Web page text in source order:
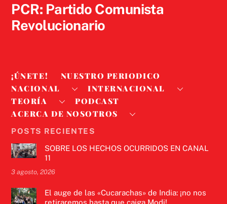
PCR: Partido Comunista
Revolucionario
¡ÚNETE!
NUESTRO PERIODICO
NACIONAL
INTERNACIONAL
TEORÍA
PODCAST
ACERCA DE NOSOTROS
POSTS RECIENTES
SOBRE LOS HECHOS OCURRIDOS EN CANAL
11
3 agosto, 2026
El auge de las «Cucarachas» de India: ¡no nos
retiraremos hasta que caiga Modi!